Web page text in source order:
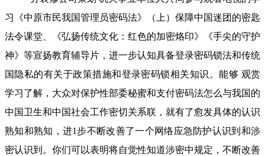
习《中原市民我国管理员密码法》（上）保障中国迷团的密匙
法令课堂、《弘扬传统文化：红色的加密烙印》《手尖的守护
神》等宣扬教育辅导片，进一步认知具备登录密码锁法和传统
国隐私的有关于政策措施和登录密码锁相关知识。能够 观赏
学习了解，大众对保护性部委秘蜜和支付密码法怎么与我国的
中国卫生和中国社会工作密切关系联，就有了愈发具体的认识
熟知和熟知，进1步不断改善了一个网络应急防护认识到和涉
密认识到。你们可以表明将自觉性知道涉密中规定，不断改善